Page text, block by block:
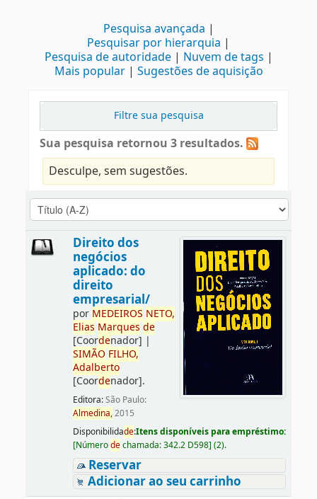
Pesquisa avançada
Pesquisar por hierarquia
Pesquisa de autoridade
Nuvem de tags
Mais popular
Sugestões de aquisição
Filtre sua pesquisa
Sua pesquisa retornou 3 resultados.
Desculpe, sem sugestões.
Direito dos
negócios
aplicado: do
direito
empresarial/
por MEDEIROS NETO,
Elias Marques de
[Coordenador] |
SIMÃO FILHO,
Adalberto
[Coordenador].
Editora:São Paulo:
Almedina,2015
Disponibilidade:Itens disponíveis para empréstimo:
[Númerodechamada:342.2 D598] (2).
Reservar
Adicionar ao seu carrinho